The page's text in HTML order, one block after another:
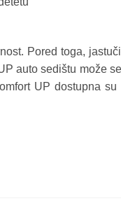
Pored toga,
auto sedištu može
UP dostupna